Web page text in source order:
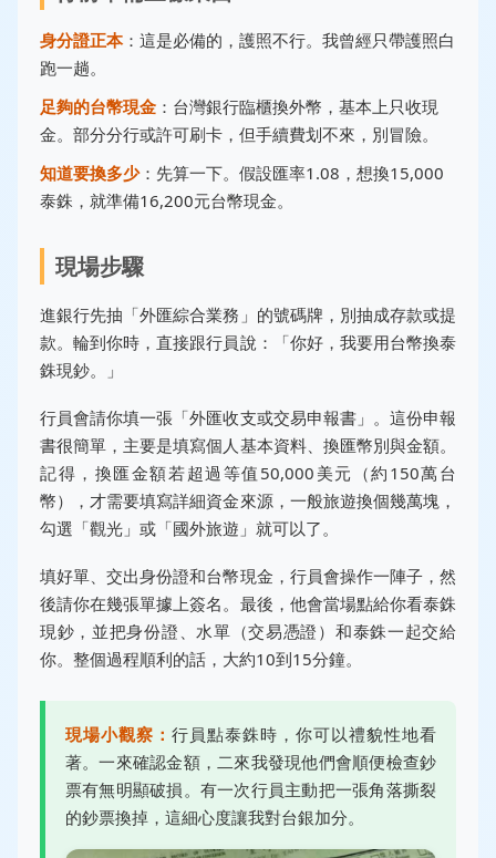
身分證正本：這是必備的，護照不行。我曾經只帶護照白
跑一趟。
足夠的台幣現金 ：台灣銀行臨櫃換外幣，基本上只收現
金。部分分行或許可刷卡，但手續費划不來，別冒險。
知道要換多少：先算一下。假設匯率1.08，想換15,000
泰銖，就準備16,200元台幣現金。
現場步驟
進銀行先抽「外匯綜合業務」的號碼牌，別抽成存款或提
款。輪到你時，直接跟行員說：「你好，我要用台幣換泰
銖現鈔。」
行員會請你填一張「外匯收支或交易申報書」。這份申報
書很簡單，主要是填寫個人基本資料、換匯幣別與金額。
記得，換匯金額若超過等值50,000美元（約150萬台
幣），才需要填寫詳細資金來源，一般旅遊換個幾萬塊，
勾選「觀光」或「國外旅遊」就可以了。
填好單、交出身份證和台幣現金，行員會操作一陣子，然
後請你在幾張單據上簽名。最後，他會當場點給你看泰銖
現鈔，並把身份證、水單（交易憑證）和泰銖一起交給
你。整個過程順利的話，大約10到15分鐘。
現場小觀察： 行員點泰銖時，你可以禮貌性地看
著。一來確認金額，二來我發現他們會順便檢查鈔
票有無明顯破損。有一次行員主動把一張角落撕裂
的鈔票換掉，這細心度讓我對台銀加分。